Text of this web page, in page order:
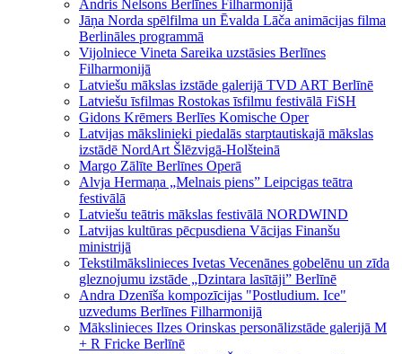
Andris Nelsons Berlīnes Filharmonijā
Jāņa Norda spēlfilma un Ēvalda Lāča animācijas filma
Berlināles programmā
Vijolniece Vineta Sareika uzstāsies Berlīnes
Filharmonijā
Latviešu mākslas izstāde galerijā TVD ART Berlīnē
Latviešu īsfilmas Rostokas īsfilmu festivālā FiSH
Gidons Krēmers Berlīes Komische Oper
Latvijas mākslinieki piedalās starptautiskajā mākslas
izstādē NordArt Šlēzvigā-Holšteinā
Margo Zālīte Berlīnes Operā
Alvja Hermaņa „Melnais piens” Leipcigas teātra
festivālā
Latviešu teātris mākslas festivālā NORDWIND
Latvijas kultūras pēcpusdiena Vācijas Finanšu
ministrijā
Tekstilmākslinieces Ivetas Vecenānes gobelēnu un zīda
gleznojumu izstāde „Dzintara lasītāji” Berlīnē
Andra Dzenīša kompozīcijas "Postludium. Ice"
uzvedums Berlīnes Filharmonijā
Mākslinieces Ilzes Orinskas personālizstāde galerijā M
+ R Fricke Berlīnē